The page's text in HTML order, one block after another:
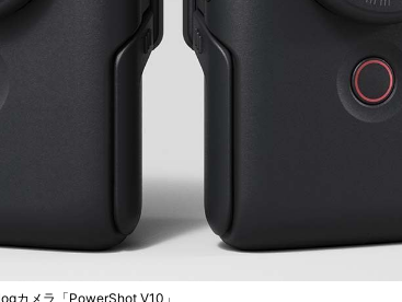
カメラ「PowerShot V10」